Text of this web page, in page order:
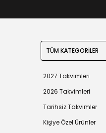
TÜM KATEGORİLER
2027 Takvimleri
2026 Takvimleri
Tarihsiz Takvimler
Kişiye Özel Ürünler